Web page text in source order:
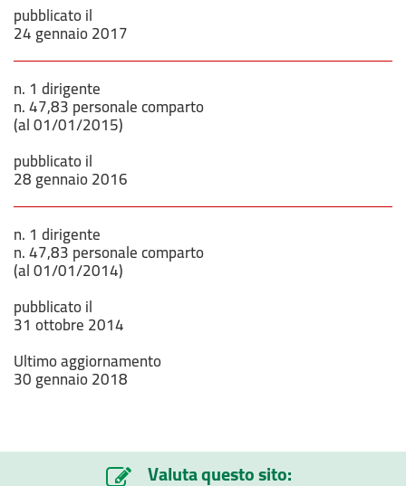
pubblicato il
24 gennaio 2017
n. 1 dirigente
n. 47,83 personale comparto
(al 01/01/2015)
pubblicato il
28 gennaio 2016
n. 1 dirigente
n. 47,83 personale comparto
(al 01/01/2014)
pubblicato il
31 ottobre 2014
Ultimo aggiornamento
30 gennaio 2018
Valuta questo sito: